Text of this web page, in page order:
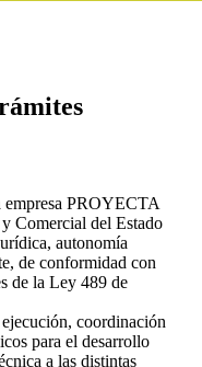
empresa PROYECTA
Comercial del Estado
autonomía
de conformidad con
de la Ley 489 de
coordinación
para el desarrollo
a las distintas